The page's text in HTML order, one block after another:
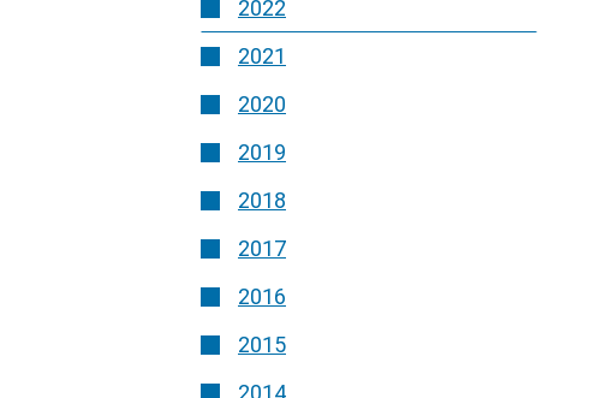
2022
2021
2020
2019
2018
2017
2016
2015
2014